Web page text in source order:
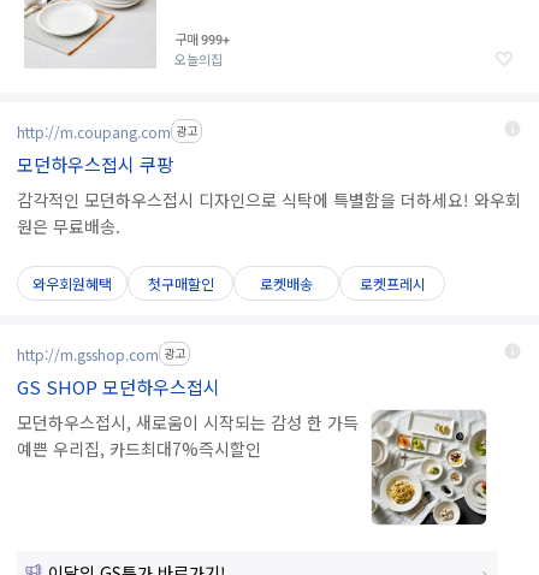
구매999+
오늘의집
http://m.coupang.com 광고
모던하우스접시 쿠팡
감각적인 모던하우스접시 디자인으로 식탁에 특별함을 더하세요! 와우회
원은 무료배송.
와우회원혜택 첫구매할인 로켓배송 로켓프레시
http://m.gsshop.com 광고
GS SHOP 모던하우스접시
모던하우스접시, 새로움이 시작되는 감성 한 가득
예쁜 우리집, 카드최대7%즉시할인